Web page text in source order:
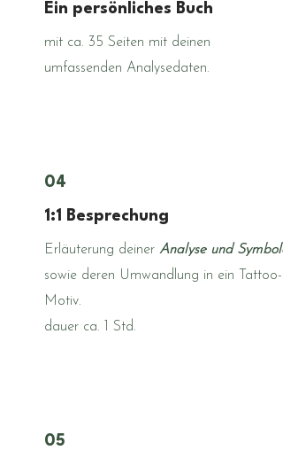
Ein persönliches Buch
mit ca. 35 Seiten mit deinen
umfassenden Analysedaten.
04
1:1 Besprechung
Erläuterung deiner Analyse und Symbole
sowie deren Umwandlung in ein Tattoo-
Motiv.
dauer ca. 1 Std.
05